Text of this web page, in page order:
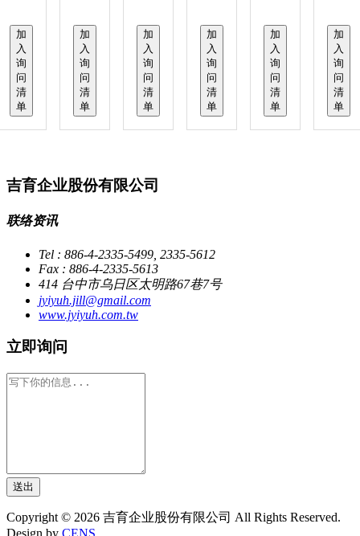
加
入
询
问
清
单
加
入
询
问
清
单
加
入
询
问
清
单
加
入
询
问
清
单
加
入
询
问
清
单
加
入
询
问
清
单
吉育企业股份有限公司
联络资讯
Tel : 886-4-2335-5499, 2335-5612
Fax : 886-4-2335-5613
414 台中市乌日区太明路67巷7号
jyiyuh.jill@gmail.com
www.jyiyuh.com.tw
立即询问
送出
Copyright © 2026 吉育企业股份有限公司 All Rights Reserved.